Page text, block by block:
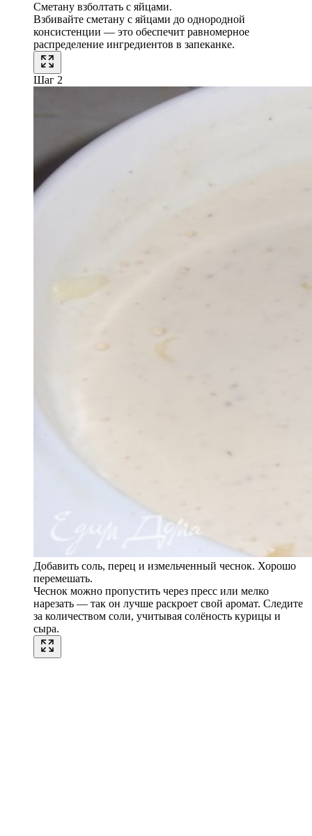
Сметану взболтать с яйцами.
Взбивайте сметану с яйцами до однородной
консистенции — это обеспечит равномерное
распределение ингредиентов в запеканке.
Шаг 2
Добавить соль, перец и измельченный чеснок. Хорошо
перемешать.
Чеснок можно пропустить через пресс или мелко
нарезать — так он лучше раскроет свой аромат. Следите
за количеством соли, учитывая солёность курицы и
сыра.